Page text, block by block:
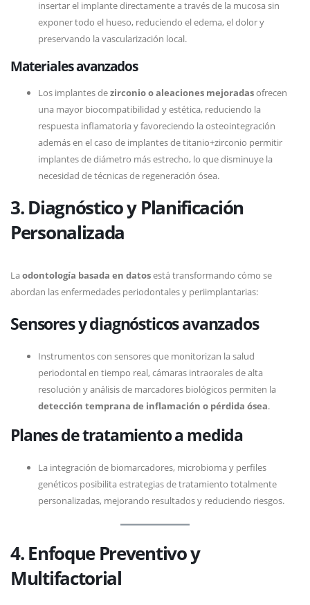
insertar el implante directamente a través de la mucosa sin
exponer todo el hueso, reduciendo el edema, el dolor y
preservando la vascularización local.
Materiales avanzados
Los implantes dezirconio o aleaciones mejoradasofrecen
una mayor biocompatibilidad y estética, reduciendo la
respuesta inflamatoria y favoreciendo la osteointegración
además en el caso de implantes de titanio+zirconio permitir
implantes de diámetro más estrecho, lo que disminuye la
necesidad de técnicas de regeneración ósea.
3. Diagnóstico y Planificación
Personalizada
Laodontología basada en datosestá transformando cómo se
abordan las enfermedades periodontales y periimplantarias:
Sensores y diagnósticos avanzados
Instrumentos con sensores que monitorizan la salud
periodontal en tiempo real, cámaras intraorales de alta
resolución y análisis de marcadores biológicos permiten la
detección temprana de inflamación o pérdida ósea.
Planes de tratamiento a medida
La integración de biomarcadores, microbioma y perfiles
genéticos posibilita estrategias de tratamiento totalmente
personalizadas, mejorando resultados y reduciendo riesgos.
4. Enfoque Preventivo y
Multifactorial